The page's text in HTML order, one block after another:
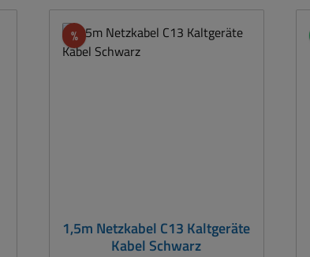
%Rabatt
1,5m Netzkabel C13 Kaltgeräte
Kabel Schwarz